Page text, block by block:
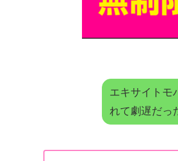
エキサイトモ
れて劇遅だっ